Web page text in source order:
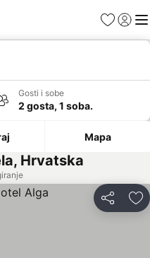
FavoritiPrijavi
Gosti i sobe
2 gosta, 1 soba.
Mapa
Hrvatska
Deli